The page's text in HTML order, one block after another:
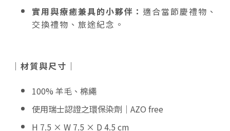
實用與療癒兼具的小夥伴： 適合當節慶禮物、
交換禮物、旅途紀念。
｜材質與尺寸｜
100% 羊毛、棉繩
使用瑞士認證之環保染劑｜AZO free
H 7.5 × W 7.5 × D 4.5 cm